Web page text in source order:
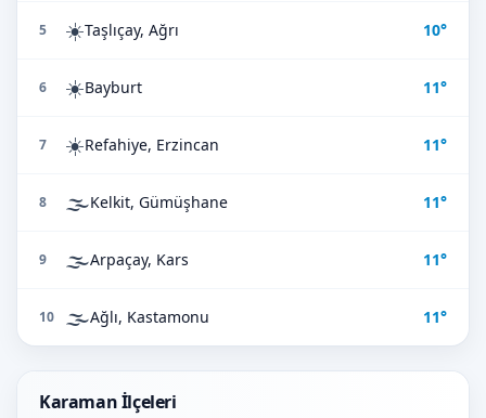
5 ☀️Taşlıçay, Ağrı 10°
6 ☀️Bayburt 11°
7 ☀️Refahiye, Erzincan 11°
8 🌫️Kelkit, Gümüşhane 11°
9 🌫️Arpaçay, Kars 11°
10 🌫️Ağlı, Kastamonu 11°
Karaman İlçeleri